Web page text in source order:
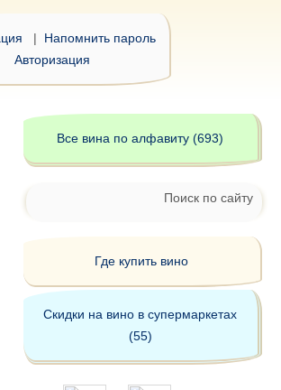
| Напомнить пароль
Авторизация
Все вина по алфавиту (693)
Поиск по сайту
Где купить вино
Скидки на вино в супермаркетах
(55)